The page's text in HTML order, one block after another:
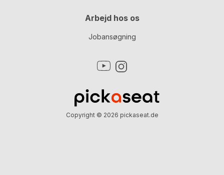
Arbejd hos os
Jobansøgning
Copyright © 2026 pickaseat.de